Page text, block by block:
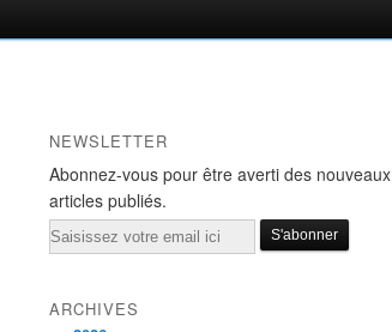
NEWSLETTER
Abonnez-vous pour être averti des nouveaux
articles publiés.
Email
ARCHIVES